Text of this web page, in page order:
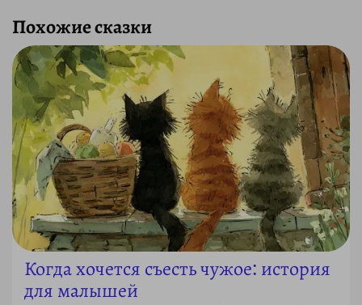
Похожие сказки
Когда хочется съесть чужое: история
для малышей